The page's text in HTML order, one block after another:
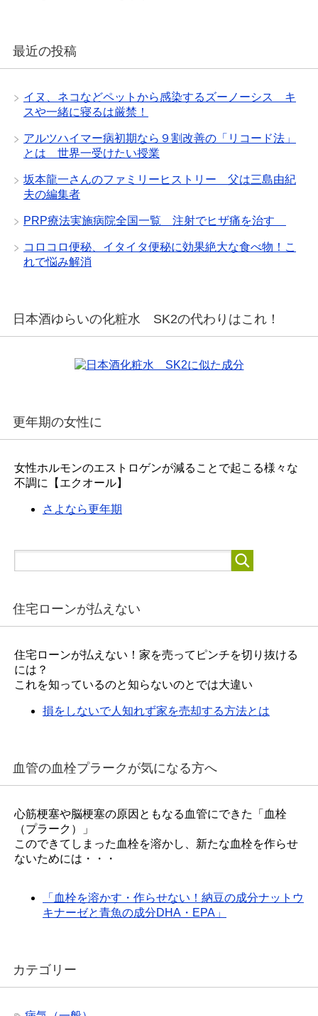
最近の投稿
イヌ、ネコなどペットから感染するズーノーシス キ
スや一緒に寝るは厳禁！
アルツハイマー病初期なら９割改善の「リコード法」
とは 世界一受けたい授業
坂本龍一さんのファミリーヒストリー 父は三島由紀
夫の編集者
PRP療法実施病院全国一覧 注射でヒザ痛を治す
コロコロ便秘、イタイタ便秘に効果絶大な食べ物！こ
れで悩み解消
日本酒ゆらいの化粧水 SK2の代わりはこれ！
更年期の女性に
女性ホルモンのエストロゲンが減ることで起こる様々な
不調に【エクオール】
さよなら更年期
住宅ローンが払えない
住宅ローンが払えない！家を売ってピンチを切り抜ける
には？
これを知っているのと知らないのとでは大違い
損をしないで人知れず家を売却する方法とは
血管の血栓プラークが気になる方へ
心筋梗塞や脳梗塞の原因ともなる血管にできた「血栓
（プラーク）」
このできてしまった血栓を溶かし、新たな血栓を作らせ
ないためには・・・
「血栓を溶かす・作らせない！納豆の成分ナットウ
キナーゼと青魚の成分DHA・EPA」
カテゴリー